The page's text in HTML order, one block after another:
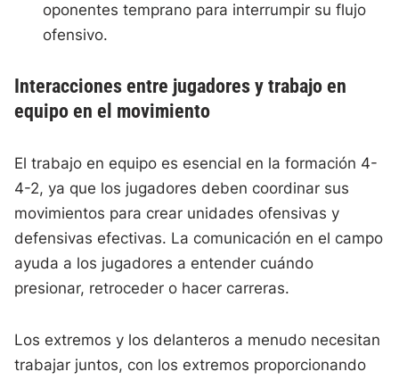
oponentes temprano para interrumpir su flujo
ofensivo.
Interacciones entre jugadores y trabajo en
equipo en el movimiento
El trabajo en equipo es esencial en la formación 4-
4-2, ya que los jugadores deben coordinar sus
movimientos para crear unidades ofensivas y
defensivas efectivas. La comunicación en el campo
ayuda a los jugadores a entender cuándo
presionar, retroceder o hacer carreras.
Los extremos y los delanteros a menudo necesitan
trabajar juntos, con los extremos proporcionando